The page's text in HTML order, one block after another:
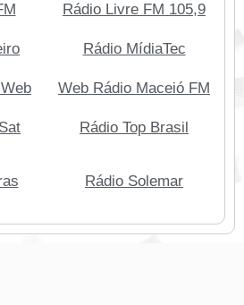
Rádio Livre FM 105,9
Rádio MídiaTec
Web Rádio Maceió FM
Rádio Top Brasil
Rádio Solemar